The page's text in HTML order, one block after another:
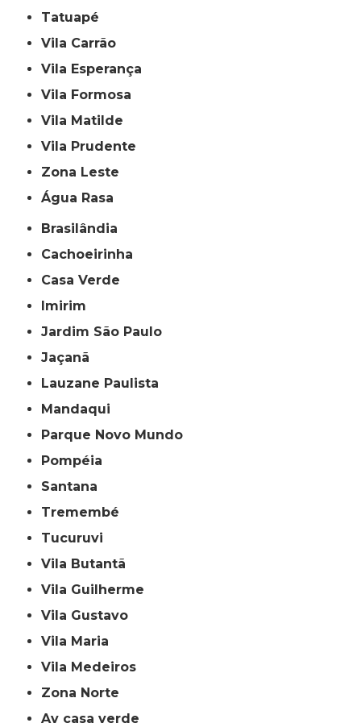
Tatuapé
Vila Carrão
Vila Esperança
Vila Formosa
Vila Matilde
Vila Prudente
Zona Leste
Água Rasa
Brasilândia
Cachoeirinha
Casa Verde
Imirim
Jardim São Paulo
Jaçanã
Lauzane Paulista
Mandaqui
Parque Novo Mundo
Pompéia
Santana
Tremembé
Tucuruvi
Vila Butantã
Vila Guilherme
Vila Gustavo
Vila Maria
Vila Medeiros
Zona Norte
av casa verde